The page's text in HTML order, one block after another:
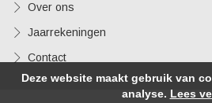
Over ons
Jaarrekeningen
Contact
Deze website maakt gebruik van
analyse. Lees